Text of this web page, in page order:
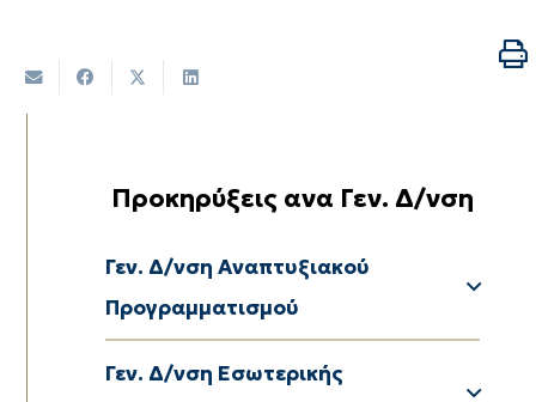
Προκηρύξεις ανα Γεν. Δ/νση
Γεν. Δ/νση Αναπτυξιακού
Προγραμματισμού
Γεν. Δ/νση Εσωτερικής